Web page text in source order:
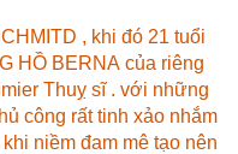
, khi đó 21 tuổi
HỒ BERNA của riêng
Thuỵ sĩ . với những
công rất tinh xảo nhắm
niềm đam mê tạo nên